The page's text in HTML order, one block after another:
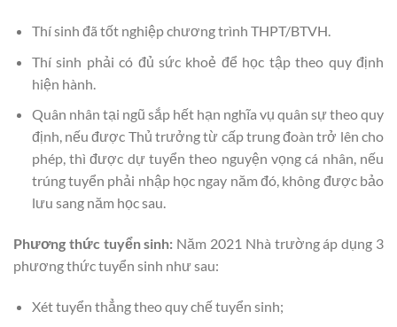
Thí sinh đã tốt nghiệp chương trình THPT/BTVH.
Thí sinh phải có đủ sức khoẻ để học tập theo quy định
hiện hành.
Quân nhân tại ngũ sắp hết hạn nghĩa vụ quân sự theo quy
định, nếu được Thủ trưởng từ cấp trung đoàn trở lên cho
phép, thì được dự tuyển theo nguyện vọng cá nhân, nếu
trúng tuyển phải nhập học ngay năm đó, không được bảo
lưu sang năm học sau.
Phương thức tuyển sinh: Năm 2021 Nhà trường áp dụng 3
phương thức tuyển sinh như sau:
Xét tuyển thẳng theo quy chế tuyển sinh;